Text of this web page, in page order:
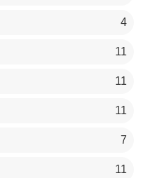
4
11
11
11
7
11